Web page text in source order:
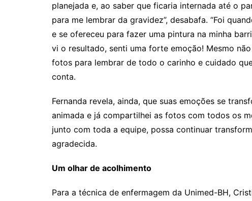
planejada e, ao saber que ficaria internada até o
para me lembrar da gravidez”, desabafa. “Foi
e se ofereceu para fazer uma pintura na minha
vi o resultado, senti uma forte emoção! Mesmo
fotos para lembrar de todo o carinho e cuidado
conta.
Fernanda revela, ainda, que suas emoções se
animada e já compartilhei as fotos com todos os
junto com toda a equipe, possa continuar
agradecida.
Um olhar de acolhimento
Para a técnica de enfermagem da Unimed-BH,